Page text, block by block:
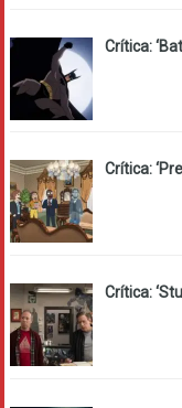
Crítica:
Crítica:
Crítica: